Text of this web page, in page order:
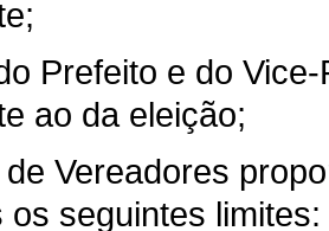
Prefeito e do
ao da eleição;
Vereadores
os seguintes limites: